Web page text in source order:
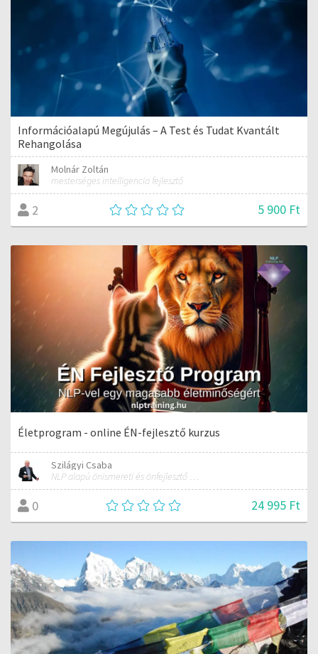
Információalapú Megújulás – A Test és Tudat Kvantált
Rehangolása
Molnár Zoltán
mesterséges intelligencia fejlesztő
2 5 900 Ft
Életprogram - online ÉN-fejlesztő kurzus
Szilágyi Csaba
NLP alapú önismereti és önfejlesztő képzések
0 24 995 Ft